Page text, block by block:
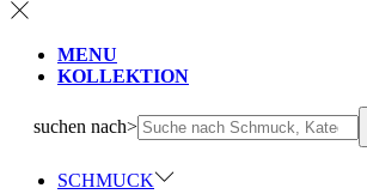
MENU
KOLLEKTION
suchen nach>
SCHMUCK